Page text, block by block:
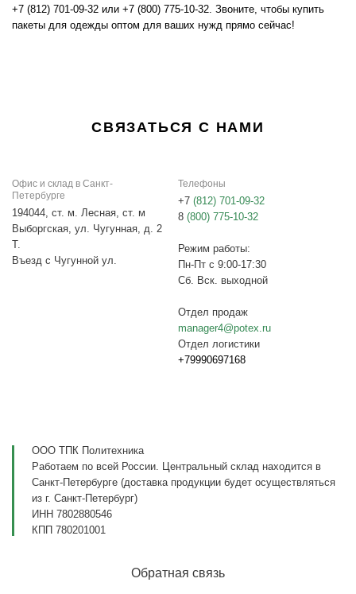
+7 (812) 701-09-32 или +7 (800) 775-10-32. Звоните, чтобы купить
пакеты для одежды оптом для ваших нужд прямо сейчас!
СВЯЗАТЬСЯ С НАМИ
Офис и склад в Санкт-
Петербурге
194044, ст. м. Лесная, ст. м
Выборгская, ул. Чугунная, д. 2
Т.
Въезд с Чугунной ул.
Телефоны
+7 (812) 701-09-32
8 (800) 775-10-32
Режим работы:
Пн-Пт с 9:00-17:30
Сб. Вск. выходной
Отдел продаж
manager4@potex.ru
Отдел логистики
+79990697168
ООО ТПК Политехника
Работаем по всей России. Центральный склад находится в
Санкт-Петербурге (доставка продукции будет осуществляться
из г. Санкт-Петербург)
ИНН 7802880546
КПП 780201001
Обратная связь